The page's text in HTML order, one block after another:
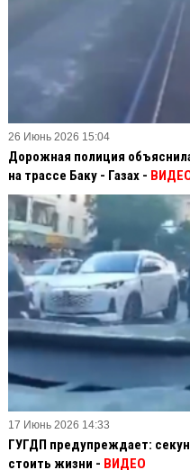
26 Июнь 2026 15:04
Дорожная полиция
на трассе Баку - Газах -
17 Июнь 2026 14:33
ГУГДП предупреждает:
стоить жизни - ВИДЕО